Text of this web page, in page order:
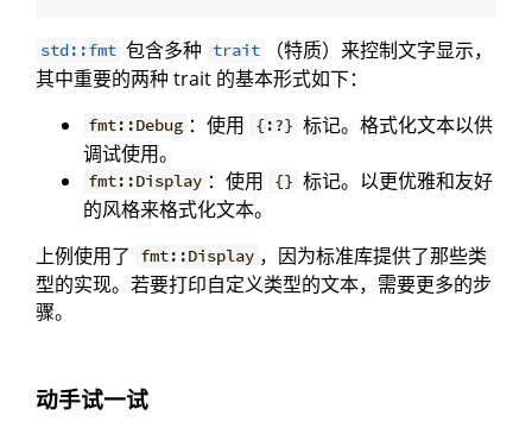
std::fmt 包含多种 trait
（特质）来控制文字显示，
其中重要的两种 trait 的基本形式如下：
fmt::Debug ：使用 {:?} 标记。格式化文本以供
调试使用。
fmt::Display ：使用 {} 标记。以更优雅和友好
的风格来格式化文本。
上例使用了
fmt::Display ，因为标准库提供了那些类
型的实现。若要打印自定义类型的文本，需要更多的步
骤。
动手试一试